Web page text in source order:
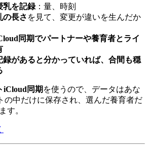
乳を記録：量、時刻
の長さ を見て、変更が違いを生んだか
同期でパートナーや養育者とライ
録があると分かっていれば、合間も穏
iCloud同期 を使うので、データはあな
の中だけに保存され、選んだ養育者だ
す。